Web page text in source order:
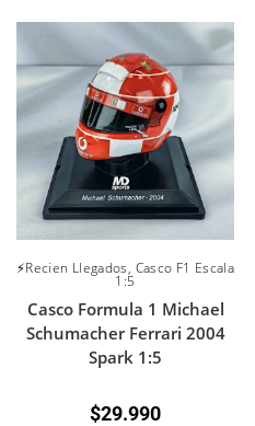
⚡Recien Llegados, Casco F1 Escala
1:5
Casco Formula 1 Michael
Schumacher Ferrari 2004
Spark 1:5
$29.990